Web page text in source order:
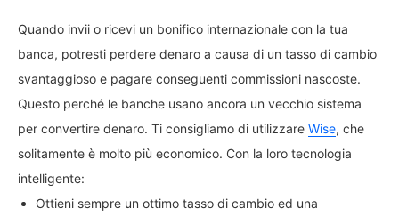
Quando invii o ricevi un bonifico internazionale con la tua
banca, potresti perdere denaro a causa di un tasso di cambio
svantaggioso e pagare conseguenti commissioni nascoste.
Questo perché le banche usano ancora un vecchio sistema
per convertire denaro. Ti consigliamo di utilizzare Wise, che
solitamente è molto più economico. Con la loro tecnologia
intelligente:
Ottieni sempre un ottimo tasso di cambio ed una